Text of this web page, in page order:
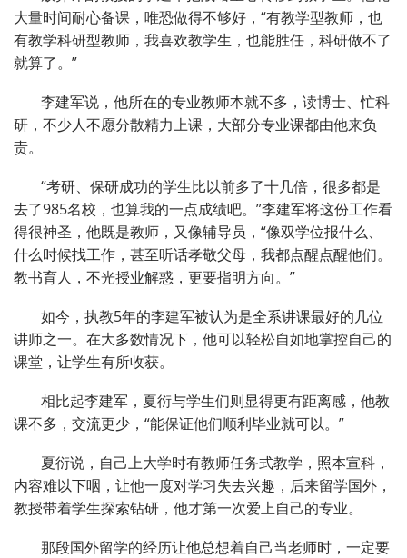
大量时间耐心备课，唯恐做得不够好，“有教学型教师，也
有教学科研型教师，我喜欢教学生，也能胜任，科研做不了
就算了。”
李建军说，他所在的专业教师本就不多，读博士、忙科
研，不少人不愿分散精力上课，大部分专业课都由他来负
责。
“考研、保研成功的学生比以前多了十几倍，很多都是
去了985名校，也算我的一点成绩吧。”李建军将这份工作看
得很神圣，他既是教师，又像辅导员，“像双学位报什么、
什么时候找工作，甚至听话孝敬父母，我都点醒点醒他们。
教书育人，不光授业解惑，更要指明方向。”
如今，执教5年的李建军被认为是全系讲课最好的几位
讲师之一。在大多数情况下，他可以轻松自如地掌控自己的
课堂，让学生有所收获。
相比起李建军，夏衍与学生们则显得更有距离感，他教
课不多，交流更少，“能保证他们顺利毕业就可以。”
夏衍说，自己上大学时有教师任务式教学，照本宣科，
内容难以下咽，让他一度对学习失去兴趣，后来留学国外，
教授带着学生探索钻研，他才第一次爱上自己的专业。
那段国外留学的经历让他总想着自己当老师时，一定要